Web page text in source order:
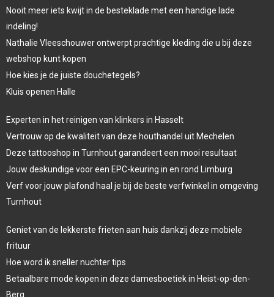
Nooit meer iets kwijt in de besteklade met een handige lade
indeling!
Nathalie Vleeschouwer ontwerpt prachtige kleding die u bij deze
webshop kunt kopen
Hoe kies je de juiste douchetegels?
Kluis openen Halle
Experten in het reinigen van klinkers in Hasselt
Vertrouw op de kwaliteit van deze houthandel uit Mechelen
Deze tattooshop in Turnhout garandeert een mooi resultaat
Jouw deskundige voor een EPC-keuring in en rond Limburg
Verf voor jouw plafond haal je bij de beste verfwinkel in omgeving
Turnhout
Geniet van de lekkerste frieten aan huis dankzij deze mobiele
frituur
Hoe word ik sneller nuchter tips
Betaalbare mode kopen in deze damesboetiek in Heist-op-den-
Berg